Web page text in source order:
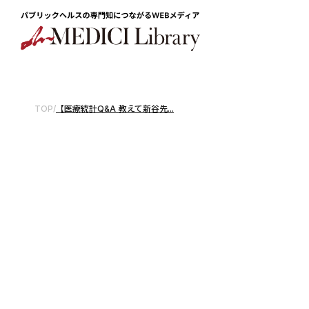
TOP/ 【医療統計Q&A 教えて新谷先...